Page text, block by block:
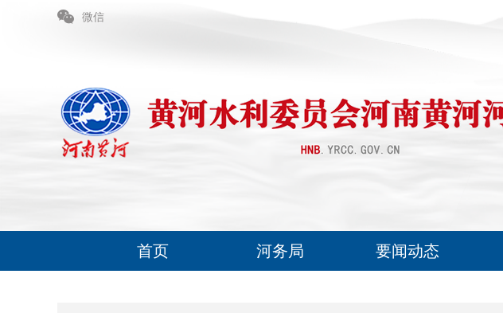
微信
首页 河务局 要闻动态